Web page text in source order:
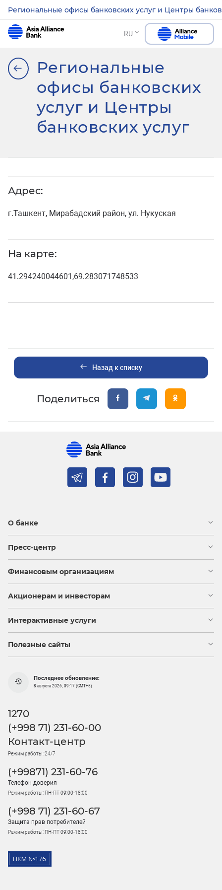
Региональные офисы банковских услуг и Центры
RU
Региональные
офисы банковских
услуг и Центры
банковских услуг
Адрес:
г.Ташкент, Мирабадский район, ул. Нукуская
На карте:
41.294240044601,69.283071748533
Назад к списку
Поделиться
О банке
Пресс-центр
Финансовым организациям
Акционерам и инвесторам
Интерактивные услуги
Полезные сайты
Последнее обновление:
8 августа 2026, 09:17 (GMT+5)
1270
(+998 71) 231-60-00
Контакт-центр
Режим работы: 24/7
(+99871) 231-60-76
Телефон доверия
Режим работы: ПН-ПТ 09:00-18:00
(+998 71) 231-60-67
Защита прав потребителей
Режим работы: ПН-ПТ 09:00-18:00